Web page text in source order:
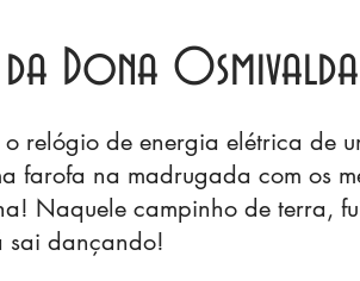
da Dona
relógio de energia elétrica de
farofa na madrugada com os
Naquele campinho de terra,
sai dançando!